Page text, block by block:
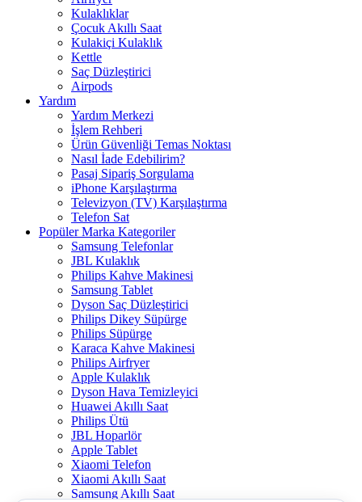
Kulaklıklar
Çocuk Akıllı Saat
Kulakiçi Kulaklık
Kettle
Saç Düzleştirici
Airpods
Yardım
Yardım Merkezi
İşlem Rehberi
Ürün Güvenliği Temas Noktası
Nasıl İade Edebilirim?
Pasaj Sipariş Sorgulama
iPhone Karşılaştırma
Televizyon (TV) Karşılaştırma
Telefon Sat
Popüler Marka Kategoriler
Samsung Telefonlar
JBL Kulaklık
Philips Kahve Makinesi
Samsung Tablet
Dyson Saç Düzleştirici
Philips Dikey Süpürge
Philips Süpürge
Karaca Kahve Makinesi
Philips Airfryer
Apple Kulaklık
Dyson Hava Temizleyici
Huawei Akıllı Saat
Philips Ütü
JBL Hoparlör
Apple Tablet
Xiaomi Telefon
Xiaomi Akıllı Saat
Samsung Akıllı Saat